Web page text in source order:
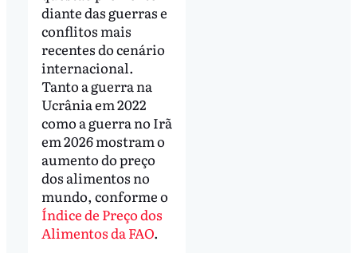
diante das guerras e
conflitos mais
recentes do cenário
internacional.
Tanto a guerra na
Ucrânia em 2022
como a guerra no Irã
em 2026 mostram o
aumento do preço
dos alimentos no
mundo, conforme o
Índice de Preço dos
Alimentos da FAO.